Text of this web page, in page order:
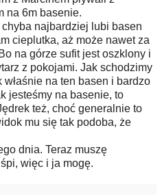
na 6m basenie.
najbardziej lubi basen
cieplutka, aż może nawet za
na górze sufit jest oszklony i
z pokojami. Jak schodzimy
na ten basen i bardzo
jesteśmy na basenie, to
też, choć generalnie to
mu się tak podoba, że
dnia. Teraz muszę
więc i ja mogę.